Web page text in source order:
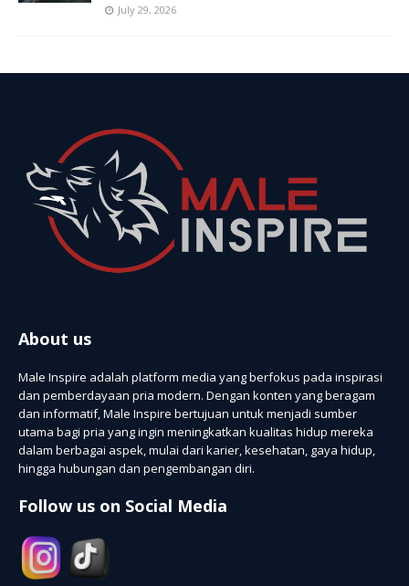
July 29, 2026
About us
Male Inspire adalah platform media yang berfokus pada inspirasi
dan pemberdayaan pria modern. Dengan konten yang beragam
dan informatif, Male Inspire bertujuan untuk menjadi sumber
utama bagi pria yang ingin meningkatkan kualitas hidup mereka
dalam berbagai aspek, mulai dari karier, kesehatan, gaya hidup,
hingga hubungan dan pengembangan diri.
Follow us on Social Media